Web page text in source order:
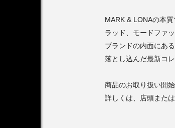
MARK & LONAの本
ラッド、モードファ
ブランドの内面にあ
落とし込んだ最新コ
商品のお取り扱い開
詳しくは、店頭また